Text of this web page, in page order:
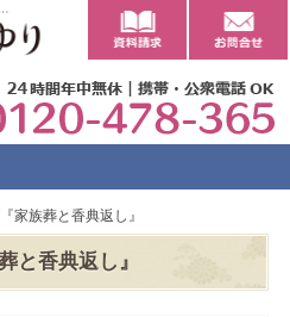
と香典返し』
家族葬と香典返し』